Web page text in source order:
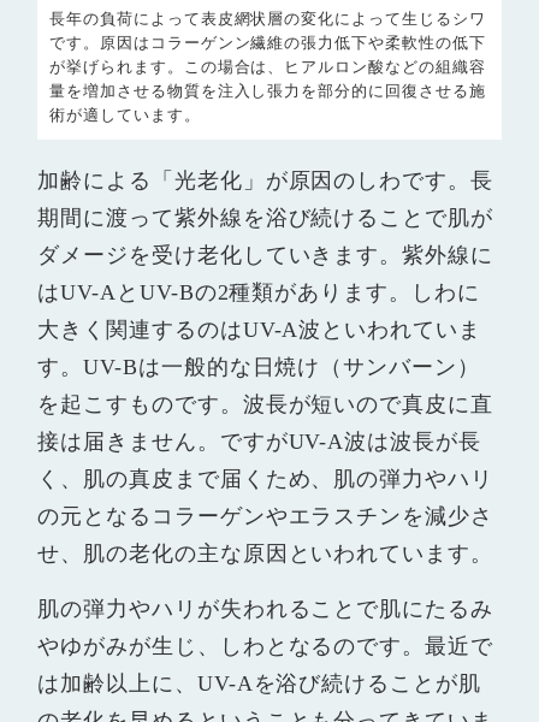
長年の負荷によって表皮網状層の変化によって生じるシワ
です。原因はコラーゲンン繊維の張力低下や柔軟性の低下
が挙げられます。この場合は、ヒアルロン酸などの組織容
量を増加させる物質を注入し張力を部分的に回復させる施
術が適しています。
加齢による「光老化」が原因のしわです。長
期間に渡って紫外線を浴び続けることで肌が
ダメージを受け老化していきます。紫外線に
はUV-AとUV-Bの2種類があります。しわに
大きく関連するのはUV-A波といわれていま
す。UV-Bは一般的な日焼け（サンバーン）
を起こすものです。波長が短いので真皮に直
接は届きません。ですがUV-A波は波長が長
く、肌の真皮まで届くため、肌の弾力やハリ
の元となるコラーゲンやエラスチンを減少さ
せ、肌の老化の主な原因といわれています。
肌の弾力やハリが失われることで肌にたるみ
やゆがみが生じ、しわとなるのです。最近で
は加齢以上に、UV-Aを浴び続けることが肌